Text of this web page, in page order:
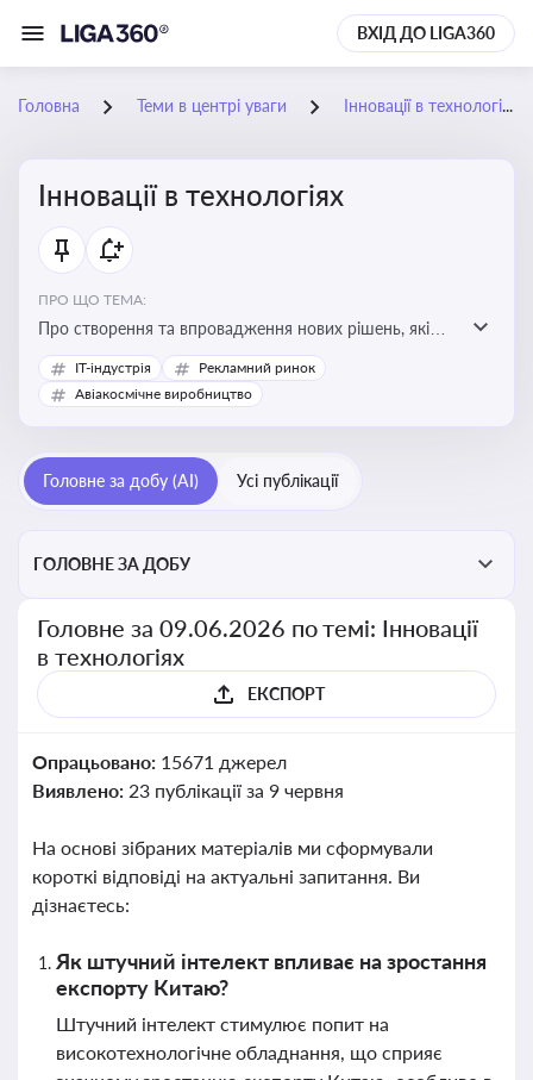
ВХІД ДО LIGA360
Головна Теми в центрі уваги Інновації в технологіях
Інновації в технологіях
ПРО ЩО ТЕМА:
Про створення та впровадження нових рішень, які
покращують ефективність, функціональність або
можливості технологічних продуктів і процесів.
IT-індустрія
Рекламний ринок
Авіакосмічне виробництво
Головне за добу (AI) Усі публікації
ГОЛОВНЕ ЗА ДОБУ
Головне за 09.06.2026 по темі: Інновації
в технологіях
ЕКСПОРТ
Опрацьовано: 15671 джерел
Виявлено: 23 публікації за 9 червня
На основі зібраних матеріалів ми сформували
короткі відповіді на актуальні запитання. Ви
дізнаєтесь:
Як штучний інтелект впливає на зростання
експорту Китаю?
Штучний інтелект стимулює попит на
високотехнологічне обладнання, що сприяє